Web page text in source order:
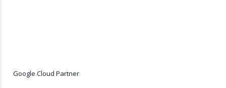
Google Cloud Partner